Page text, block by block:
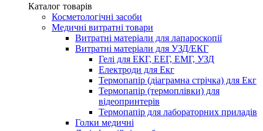
Каталог товарів
Косметологічні засоби
Медичні витратні товари
Витратні матеріали для лапароскопії
Витратні матеріали для УЗД/ЕКГ
Гелі для ЕКГ, ЕЕГ, ЕМГ, УЗД
Електроди для Екг
Термопапір (діаграмна стрічка) для Екг
Термопапір (термоплівки) для
відеопринтерів
Термопапір для лабораторних приладів
Голки медичні